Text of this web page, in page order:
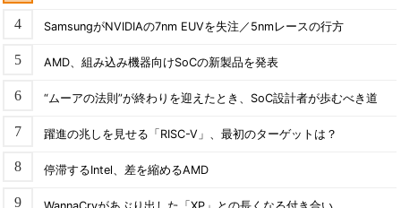
SamsungがNVIDIAの7nm EUVを失注／5nmレースの行方
AMD、組み込み機器向けSoCの新製品を発表
“ムーアの法則”が終わりを迎えたとき、SoC設計者が歩むべき道
躍進の兆しを見せる「RISC-V」、最初のターゲットは？
停滞するIntel、差を縮めるAMD